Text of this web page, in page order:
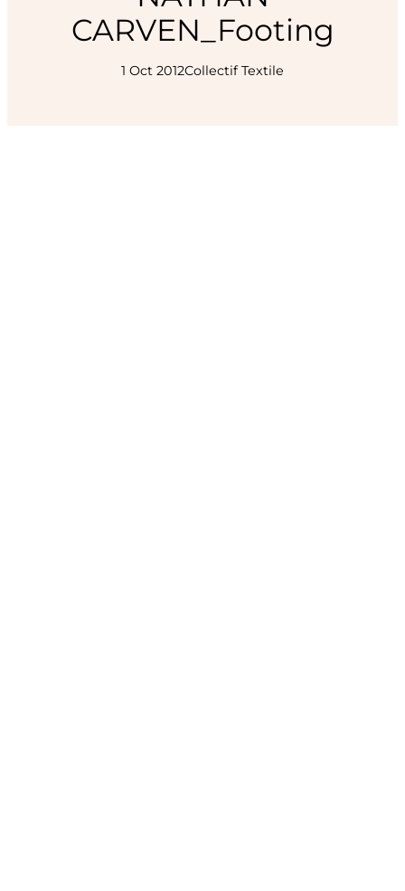
CARVEN_Footing
1 Oct 2012Collectif Textile